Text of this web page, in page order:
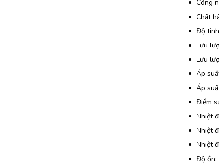
Công
Chất
Độ
Lưu
Lưu
Áp
Áp
Điểm
Nhiệt
Nhiệt
Nhiệt
Độ ồn: